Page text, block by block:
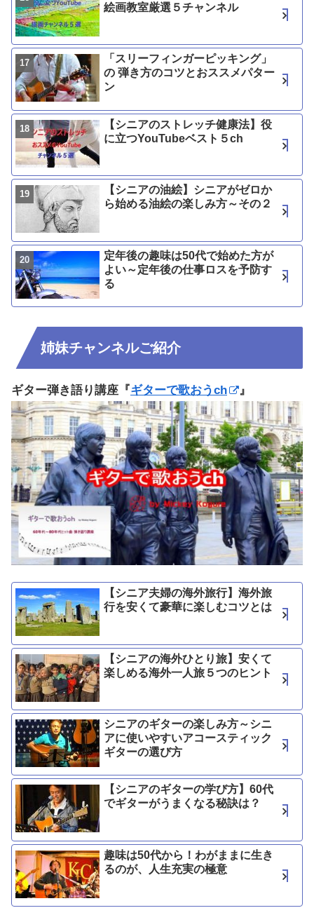
絵画教室厳選５チャンネル
「スリーフィンガーピッキング」
の 弾き方のコツとおススメパター
ン
【シニアのストレッチ健康法】役
に立つYouTubeベスト５ch
【シニアの油絵】シニアがゼロか
ら始める油絵の楽しみ方～その２
定年後の趣味は50代で始めた方が
よい～定年後の仕事ロスを予防す
る
姉妹チャンネルご紹介
ギター弾き語り講座『ギターで歌おうch 』
【シニア夫婦の海外旅行】海外旅
行を安くて豪華に楽しむコツとは
【シニアの海外ひとり旅】安くて
楽しめる海外一人旅５つのヒント
シニアのギターの楽しみ方～シニ
アに使いやすいアコースティック
ギターの選び方
【シニアのギターの学び方】60代
でギターがうまくなる秘訣は？
趣味は50代から！わがままに生き
るのが、人生充実の極意